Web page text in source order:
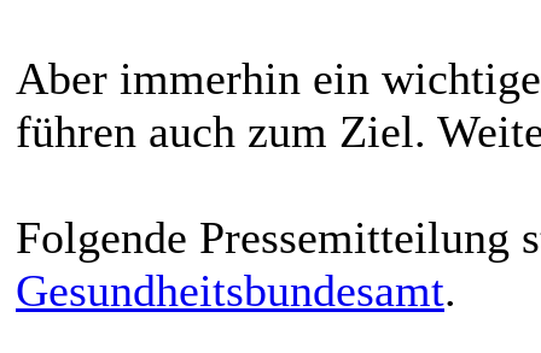
Aber immerhin ein
führen auch zum Ziel.
Folgende Pressemitteilung
Gesundheitsbundesamt.